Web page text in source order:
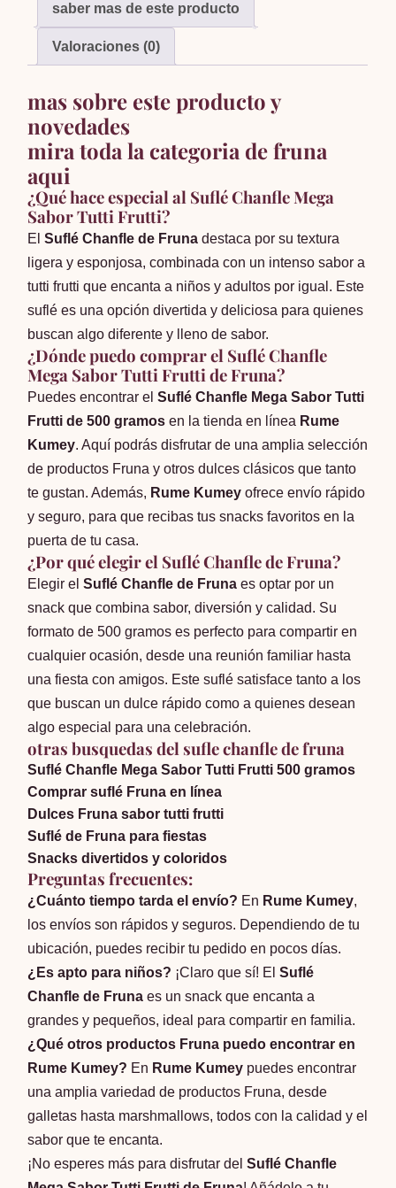
saber mas de este producto
Valoraciones (0)
mas sobre este producto y
novedades
mira toda la categoria de fruna
aqui
¿Qué hace especial al Suflé Chanfle Mega
Sabor Tutti Frutti?
ElSuflé Chanfle de Fruna destaca por su textura
ligera y esponjosa, combinada con un intenso sabor a
tutti frutti que encanta a niños y adultos por igual. Este
suflé es una opción divertida y deliciosa para quienes
buscan algo diferente y lleno de sabor.
¿Dónde puedo comprar el Suflé Chanfle
Mega Sabor Tutti Frutti de Fruna?
Puedes encontrar elSuflé Chanfle Mega Sabor Tutti
Frutti de 500 gramos en la tienda en línea Rume
Kumey. Aquí podrás disfrutar de una amplia selección
de productos Fruna y otros dulces clásicos que tanto
te gustan. Además, Rume Kumey ofrece envío rápido
y seguro, para que recibas tus snacks favoritos en la
puerta de tu casa.
¿Por qué elegir el Suflé Chanfle de Fruna?
Elegir elSuflé Chanfle de Fruna es optar por un
snack que combina sabor, diversión y calidad. Su
formato de 500 gramos es perfecto para compartir en
cualquier ocasión, desde una reunión familiar hasta
una fiesta con amigos. Este suflé satisface tanto a los
que buscan un dulce rápido como a quienes desean
algo especial para una celebración.
otras busquedas del sufle chanfle de fruna
Suflé Chanfle Mega Sabor Tutti Frutti 500 gramos
Comprar suflé Fruna en línea
Dulces Fruna sabor tutti frutti
Suflé de Fruna para fiestas
Snacks divertidos y coloridos
Preguntas frecuentes:
¿Cuánto tiempo tarda el envío? En Rume Kumey,
los envíos son rápidos y seguros. Dependiendo de tu
ubicación, puedes recibir tu pedido en pocos días.
¿Es apto para niños? ¡Claro que sí! ElSuflé
Chanfle de Fruna es un snack que encanta a
grandes y pequeños, ideal para compartir en familia.
¿Qué otros productos Fruna puedo encontrar en
Rume Kumey? En Rume Kumey puedes encontrar
una amplia variedad de productos Fruna, desde
galletas hasta marshmallows, todos con la calidad y el
sabor que te encanta.
¡No esperes más para disfrutar delSuflé Chanfle